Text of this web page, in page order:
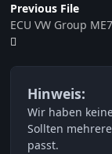
Previous File
ECU VW Group
Hinweis:
Wir haben
Sollten
passt.